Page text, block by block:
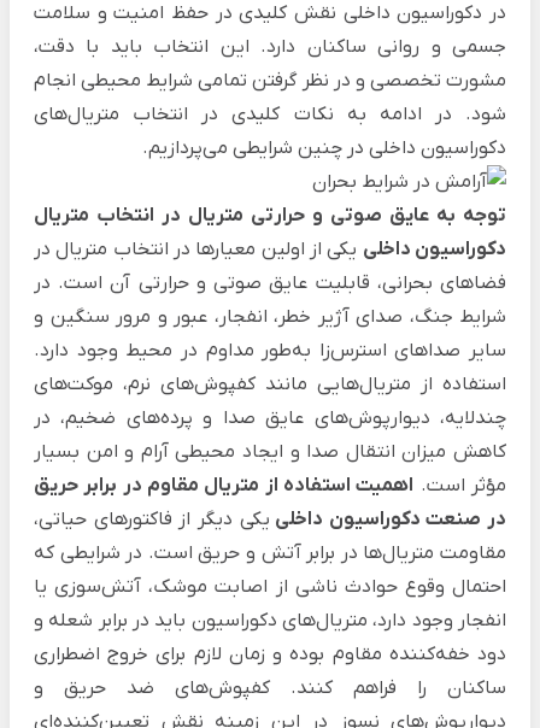
در دکوراسیون داخلی نقش کلیدی در حفظ امنیت و سلامت
جسمی و روانی ساکنان دارد. این انتخاب باید با دقت،
مشورت تخصصی و در نظر گرفتن تمامی شرایط محیطی انجام
شود. در ادامه به نکات کلیدی در انتخاب متریال‌های
دکوراسیون داخلی در چنین شرایطی می‌پردازیم.
توجه به عایق صوتی و حرارتی متریال در انتخاب متریال
دکوراسیون داخلی یکی از اولین معیارها در انتخاب متریال در
فضاهای بحرانی، قابلیت عایق صوتی و حرارتی آن است. در
شرایط جنگ، صدای آژیر خطر، انفجار، عبور و مرور سنگین و
سایر صداهای استرس‌زا به‌طور مداوم در محیط وجود دارد.
استفاده از متریال‌هایی مانند کفپوش‌های نرم، موکت‌های
چندلایه، دیوارپوش‌های عایق صدا و پرده‌های ضخیم، در
کاهش میزان انتقال صدا و ایجاد محیطی آرام و امن بسیار
مؤثر است. اهمیت استفاده از متریال مقاوم در برابر حریق
در صنعت دکوراسیون داخلی یکی دیگر از فاکتورهای حیاتی،
مقاومت متریال‌ها در برابر آتش و حریق است. در شرایطی که
احتمال وقوع حوادث ناشی از اصابت موشک، آتش‌سوزی یا
انفجار وجود دارد، متریال‌های دکوراسیون باید در برابر شعله و
دود خفه‌کننده مقاوم بوده و زمان لازم برای خروج اضطراری
ساکنان را فراهم کنند. کفپوش‌های ضد حریق و
دیوارپوش‌های نسوز در این زمینه نقش تعیین‌کننده‌ای